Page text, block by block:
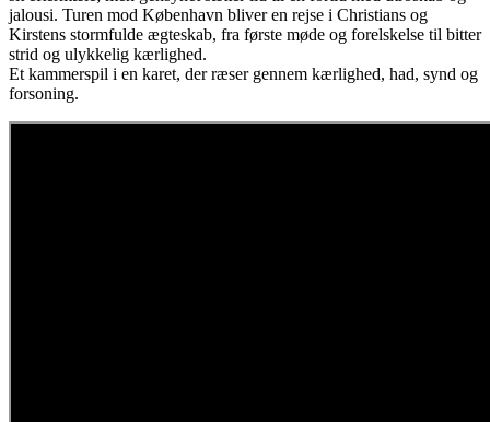
jalousi. Turen mod København bliver en rejse i Christians og
Kirstens stormfulde ægteskab, fra første møde og forelskelse til bitter
strid og ulykkelig kærlighed.
Et kammerspil i en karet, der ræser gennem kærlighed, had, synd og
forsoning.